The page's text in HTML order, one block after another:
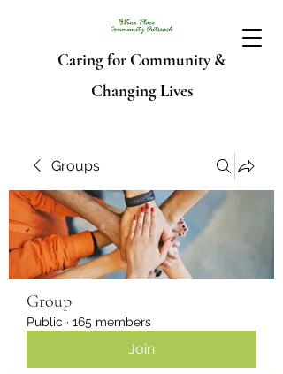
Caring for Community &
Changing Lives
Groups
Group
Public · 165 members
Join